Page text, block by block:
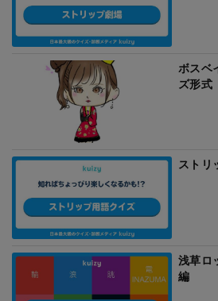
ボスベ
ズ形式
ストリ
浅草ロ
編